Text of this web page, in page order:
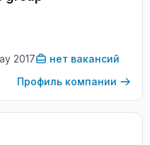
2017
нет вакансий
Профиль компании